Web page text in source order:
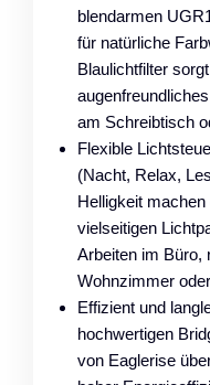
blendarmen
für natürliche
Blaulichtfilter
am Schreibtisch
Flexible
(Nacht, Relax,
Helligkeit
vielseitigen
Arbeiten im Büro,
Wohnzimmer
Effizient und
hochwertigen
von Eaglerise